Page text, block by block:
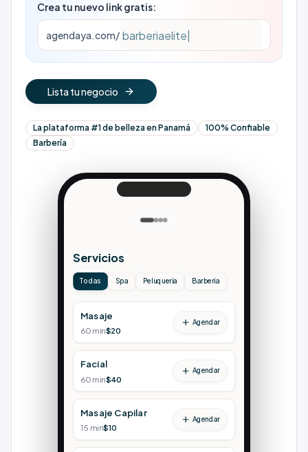
Crea tu nuevo link gratis:
agendaya.com/
Lista tu negocio
La plataforma #1 de belleza en Panamá
100% Confiable
Barbería